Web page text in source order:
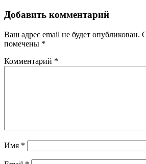
Добавить комментарий
Ваш адрес email не будет опубликован.
помечены *
Комментарий *
Имя *